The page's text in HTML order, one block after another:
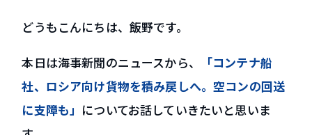
会社紹介
グループ会社 HPS Tradeについて
どうもこんにちは、飯野です。
本日は海事新聞のニュースから、
「コンテナ船
社、ロシア向け貨物を積み戻しへ。空コンの回送
に支障も」 についてお話していきたいと思いま